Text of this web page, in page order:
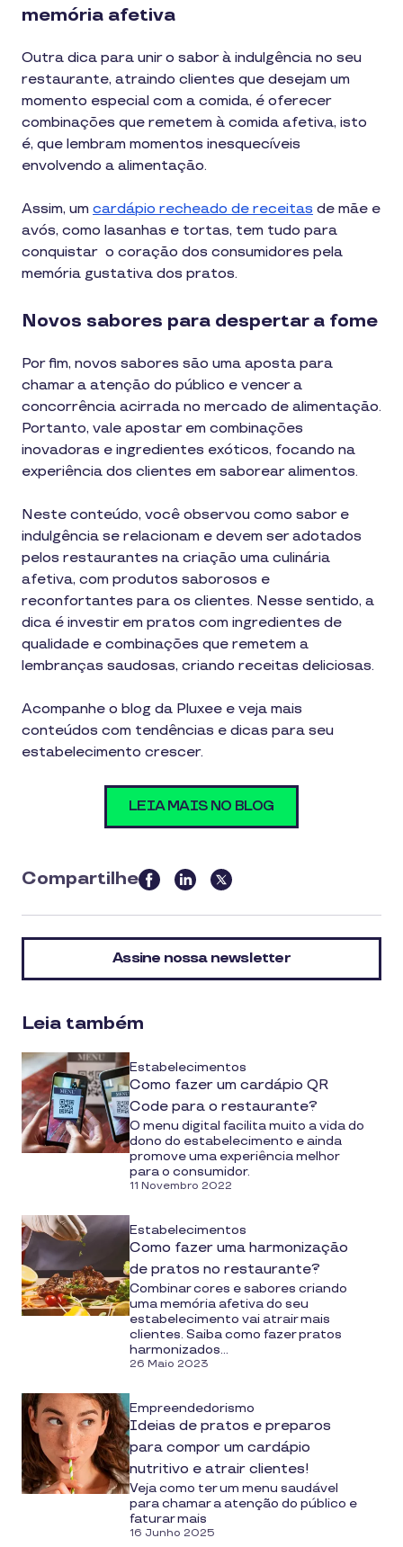
memória afetiva
Outra dica para unir o sabor à indulgência no seu
restaurante, atraindo clientes que desejam um
momento especial com a comida, é oferecer
combinações que remetem à comida afetiva, isto
é, que lembram momentos inesquecíveis
envolvendo a alimentação.
Assim, um cardápio recheado de receitas de mãe e
avós, como lasanhas e tortas, tem tudo para
conquistar o coração dos consumidores pela
memória gustativa dos pratos.
Novos sabores para despertar a fome
Por fim, novos sabores são uma aposta para
chamar a atenção do público e vencer a
concorrência acirrada no mercado de alimentação.
Portanto, vale apostar em combinações
inovadoras e ingredientes exóticos, focando na
experiência dos clientes em saborear alimentos.
Neste conteúdo, você observou como sabor e
indulgência se relacionam e devem ser adotados
pelos restaurantes na criação uma culinária
afetiva, com produtos saborosos e
reconfortantes para os clientes. Nesse sentido, a
dica é investir em pratos com ingredientes de
qualidade e combinações que remetem a
lembranças saudosas, criando receitas deliciosas.
Acompanhe o blog da Pluxee e veja mais
conteúdos com tendências e dicas para seu
estabelecimento crescer.
LEIA MAIS NO BLOG
Compartilhe
this
article
on
Assine nossa newsletter
Leia também
Estabelecimentos
Como fazer um cardápio QR
Code para o restaurante?
O menu digital facilita muito a vida do
dono do estabelecimento e ainda
promove uma experiência melhor
para o consumidor.
11 Novembro 2022
Estabelecimentos
Como fazer uma harmonização
de pratos no restaurante?
Combinar cores e sabores criando
uma memória afetiva do seu
estabelecimento vai atrair mais
clientes. Saiba como fazer pratos
harmonizados...
26 Maio 2023
Empreendedorismo
Ideias de pratos e preparos
para compor um cardápio
nutritivo e atrair clientes!
Veja como ter um menu saudável
para chamar a atenção do público e
faturar mais
16 Junho 2025